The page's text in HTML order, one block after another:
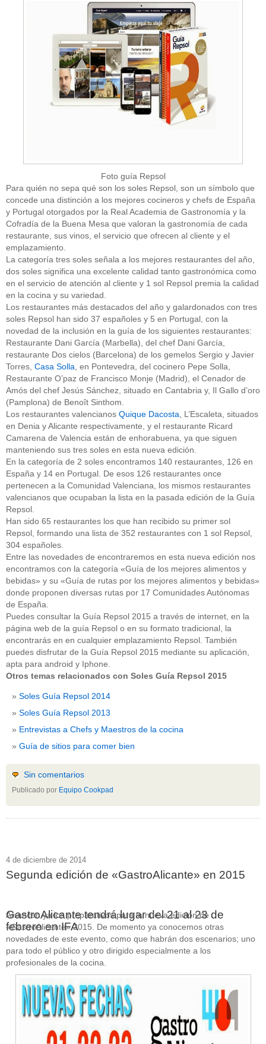
Foto guía Repsol
Para quién no sepa qué son los soles Repsol, son un símbolo que
concede una distinción a los mejores cocineros y chefs de España
y Portugal otorgados por la Real Academia de Gastronomía y la
Cofradía de la Buena Mesa que valoran la gastronomía de cada
restaurante, sus vinos, el servicio que ofrecen al cliente y el
emplazamiento.
La categoría tres soles señala a los mejores restaurantes del año,
dos soles significa una excelente calidad tanto gastronómica como
en el servicio de atención al cliente y 1 sol Repsol premia la calidad
en la cocina y su variedad.
Los restaurantes más destacados del año y galardonados con tres
soles Repsol han sido 37 españoles y 5 en Portugal, con la
novedad de la inclusión en la guía de los siguientes restaurantes:
Restaurante Dani García (Marbella), del chef Dani García,
restaurante Dos cielos (Barcelona) de los gemelos Sergio y Javier
Torres, Casa Solla , en Pontevedra, del cocinero Pepe Solla,
Restaurante O’paz de Francisco Monje (Madrid), el Cenador de
Amós del chef Jesús Sánchez, situado en Cantabria y, Il Gallo d’oro
(Pamplona) de Benoît Sinthom.
Los restaurantes valencianos Quique Dacosta , L’Escaleta, situados
en Denia y Alicante respectivamente, y el restaurante Ricard
Camarena de Valencia están de enhorabuena, ya que siguen
manteniendo sus tres soles en esta nueva edición.
En la categoría de 2 soles encontramos 140 restaurantes, 126 en
España y 14 en Portugal. De esos 126 restaurantes once
pertenecen a la Comunidad Valenciana, los mismos restaurantes
valencianos que ocupaban la lista en la pasada edición de la Guía
Repsol.
Han sido 65 restaurantes los que han recibido su primer sol
Repsol, formando una lista de 352 restaurantes con 1 sol Repsol,
304 españoles.
Entre las novedades de encontraremos en esta nueva edición nos
encontramos con la categoría «Guía de los mejores alimentos y
bebidas» y su «Guía de rutas por los mejores alimentos y bebidas»
donde proponen diversas rutas por 17 Comunidades Autónomas
de España.
Puedes consultar la Guía Repsol 2015 a través de internet, en la
página web de la guía Repsol o en su formato tradicional, la
encontrarás en en cualquier emplazamiento Repsol. También
puedes disfrutar de la Guía Repsol 2015 mediante su aplicación,
apta para android y Iphone.
Otros temas relacionados con Soles Guía Repsol 2015
Soles Guía Repsol 2014
Soles Guía Repsol 2013
Entrevistas a Chefs y Maestros de la cocina
Guía de sitios para comer bien
Sin comentarios
Publicado por Equipo Cookpad
4 de diciembre de 2014
Segunda edición de «GastroAlicante» en 2015
GastroAlicante tendrá lugar del 21 al 23 de
febrero en IFA
Arrancan ya los preparativos para la nueva edición de
«GastroAlicante» 2015. De momento ya conocemos otras
novedades de este evento, como que habrán dos escenarios; uno
para todo el público y otro dirigido especialmente a los
profesionales de la cocina.